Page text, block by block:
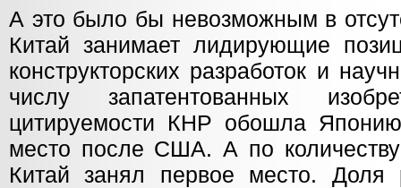
А это было бы невозможным в
Китай занимает лидирующие
конструкторских разработок и
числу запатентованных
цитируемости КНР обошла
место после США. А по
Китай занял первое место. Доля